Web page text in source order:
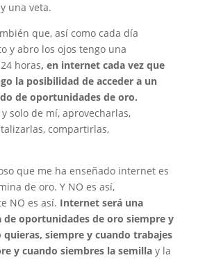
una veta.
que, así como cada día
y abro los ojos tengo una
horas, en internet cada vez que
la posibilidad de acceder a un
de oportunidades de oro.
y solo de mí, aprovecharlas,
compartirlas,
que me ha enseñado internet es
de oro. Y NO es así,
NO es así. Internet será una
oportunidades de oro siempre y
siempre y cuando trabajes
y cuando siembres la semillay la